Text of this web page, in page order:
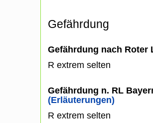
Gefährdung
Gefährdung nach Roter
R extrem selten
Gefährdung n. RL
(Erläuterungen)
R extrem selten